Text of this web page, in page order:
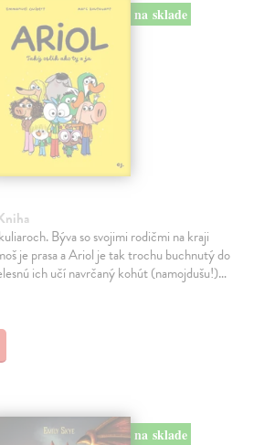
na sklade
Býva so svojimi rodičmi na kraji
je prasa a Ariol je tak trochu buchnutý do
ich učí navrčaný kohút (namojdušu!)…
na sklade